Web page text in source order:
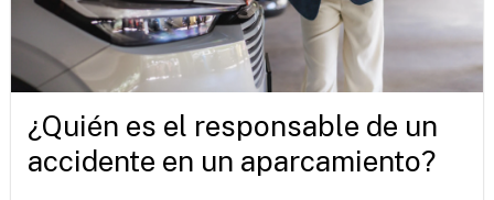
¿Quién es el responsable de un
accidente en un aparcamiento?